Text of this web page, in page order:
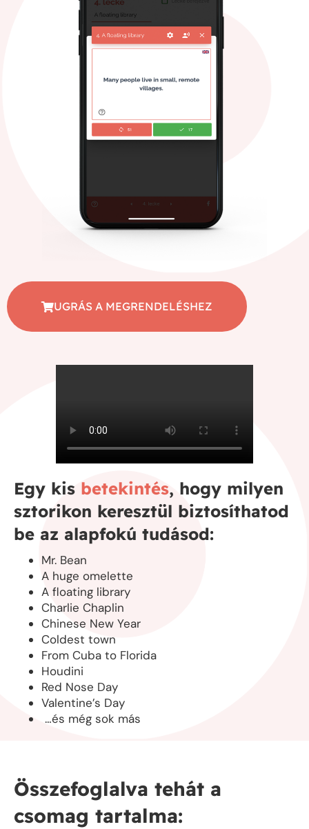
UGRÁS A MEGRENDELÉSHEZ
Egy kis betekintés, hogy milyen
sztorikon keresztül biztosíthatod
be az alapfokú tudásod:
Mr. Bean
A huge omelette
A floating library
Charlie Chaplin
Chinese New Year
Coldest town
From Cuba to Florida
Houdini
Red Nose Day
Valentine’s Day
…és még sok más
Összefoglalva tehát a
csomag tartalma: